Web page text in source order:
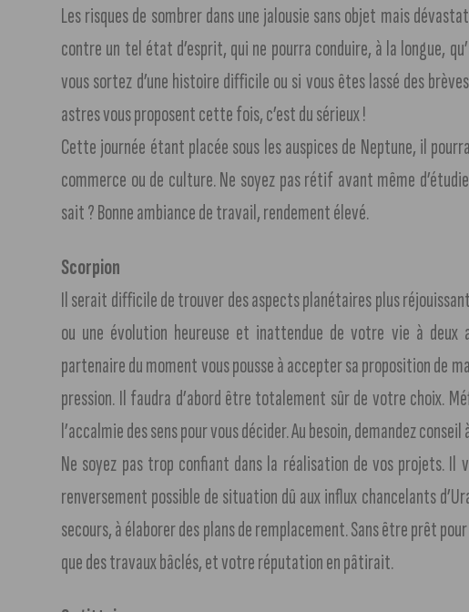
Les risques de sombrer dans une jalousie sans objet mais
contre un tel état d’esprit, qui ne pourra conduire, à la longue,
vous sortez d’une histoire difficile ou si vous êtes lassé des
astres vous proposent cette fois, c’est du sérieux !
Cette journée étant placée sous les auspices de Neptune, il
commerce ou de culture. Ne soyez pas rétif avant même
sait ? Bonne ambiance de travail, rendement élevé.
Scorpion
Il serait difficile de trouver des aspects planétaires plus
ou une évolution heureuse et inattendue de votre vie à
partenaire du moment vous pousse à accepter sa proposition de
pression. Il faudra d’abord être totalement sûr de votre choix.
l’accalmie des sens pour vous décider. Au besoin, demandez
Ne soyez pas trop confiant dans la réalisation de vos projets. Il
renversement possible de situation dû aux influx chancelants
secours, à élaborer des plans de remplacement. Sans être prêt
que des travaux bâclés, et votre réputation en pâtirait.